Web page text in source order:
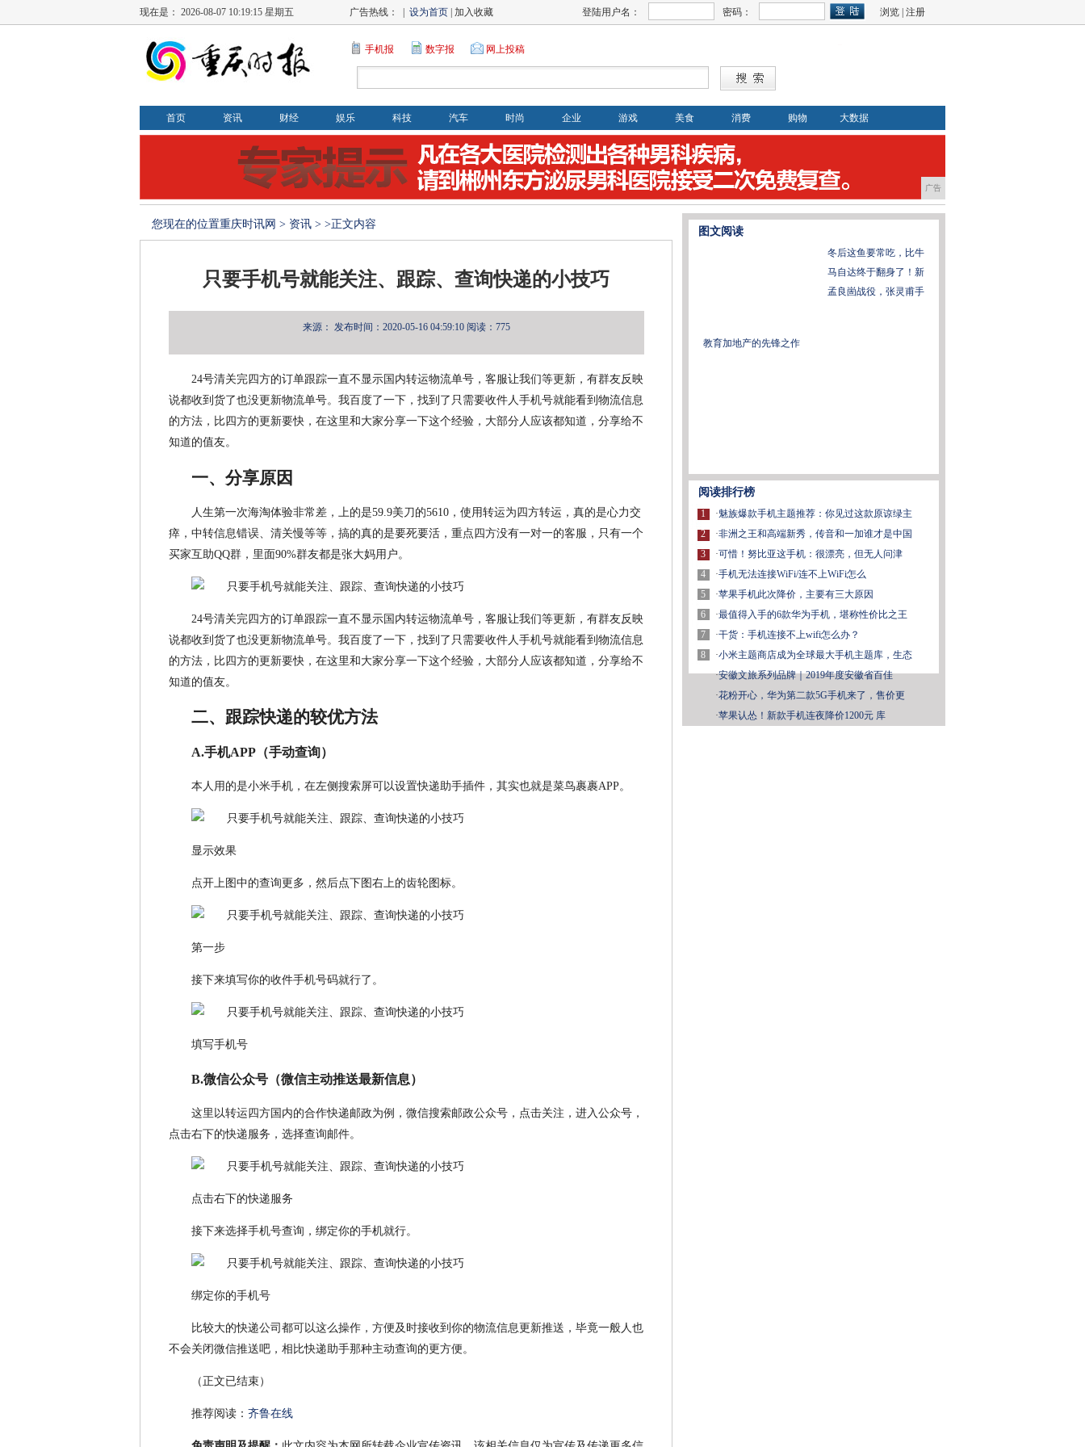
现在是： 2026-08-07 10:19:15 星期五 广告热线： | 设为首页 | 加入收藏 登陆用户名： 密码： 浏览 注册
手机报 数字报 网上投稿
首页 资讯 财经 娱乐 科技 汽车 时尚 企业 游戏 美食 消费 购物 大数据
广告
您现在的位置重庆时讯网 > 资讯 > >正文内容
只要手机号就能关注、跟踪、查询快递的小技巧
来源： 发布时间：2020-05-16 04:59:10 阅读：775
24号清关完四方的订单跟踪一直不显示国内转运物流单号，客服让我们等更新，有群友反映
说都收到货了也没更新物流单号。我百度了一下，找到了只需要收件人手机号就能看到物流信息
的方法，比四方的更新要快，在这里和大家分享一下这个经验，大部分人应该都知道，分享给不
知道的值友。
一、分享原因
人生第一次海淘体验非常差，上的是59.9美刀的5610，使用转运为四方转运，真的是心力交
瘁，中转信息错误、清关慢等等，搞的真的是要死要活，重点四方没有一对一的客服，只有一个
买家互助QQ群，里面90%群友都是张大妈用户。
24号清关完四方的订单跟踪一直不显示国内转运物流单号，客服让我们等更新，有群友反映
说都收到货了也没更新物流单号。我百度了一下，找到了只需要收件人手机号就能看到物流信息
的方法，比四方的更新要快，在这里和大家分享一下这个经验，大部分人应该都知道，分享给不
知道的值友。
二、跟踪快递的较优方法
A.手机APP（手动查询）
本人用的是小米手机，在左侧搜索屏可以设置快递助手插件，其实也就是菜鸟裹裹APP。
显示效果
点开上图中的查询更多，然后点下图右上的齿轮图标。
第一步
接下来填写你的收件手机号码就行了。
填写手机号
B.微信公众号（微信主动推送最新信息）
这里以转运四方国内的合作快递邮政为例，微信搜索邮政公众号，点击关注，进入公众号，
点击右下的快递服务，选择查询邮件。
点击右下的快递服务
接下来选择手机号查询，绑定你的手机就行。
绑定你的手机号
比较大的快递公司都可以这么操作，方便及时接收到你的物流信息更新推送，毕竟一般人也
不会关闭微信推送吧，相比快递助手那种主动查询的更方便。
（正文已结束）
推荐阅读： 齐鲁在线
图文阅读
教育加地产的先锋之作
冬后这鱼要常吃，比牛
马自达终于翻身了！新
孟良崮战役，张灵甫手
阅读排行榜
1
2
3
4
5
6
7
8
·魅族爆款手机主题推荐：你见过这款原谅绿主
·非洲之王和高端新秀，传音和一加谁才是中国
·可惜！努比亚这手机：很漂亮，但无人问津
·手机无法连接WiFi/连不上WiFi怎么
·苹果手机此次降价，主要有三大原因
·最值得入手的6款华为手机，堪称性价比之王
·干货：手机连接不上wifi怎么办？
·小米主题商店成为全球最大手机主题库，生态
·安徽文旅系列品牌｜2019年度安徽省百佳
·花粉开心，华为第二款5G手机来了，售价更
·苹果认怂！新款手机连夜降价1200元 库